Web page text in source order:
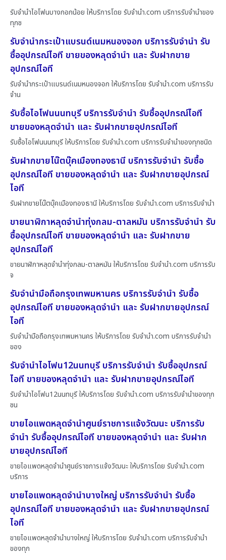
รับจำนำไอโฟนบางกอกน้อย ให้บริการโดย รับจํานํา.com บริการรับจำนำของ
ทุกช
รับจำนำกระเป๋าแบรนด์เนมหนองจอก บริการรับจำนำ รับ
ซื้ออุปกรณ์ไอที ขายของหลุดจำนำ และ รับฝากขาย
อุปกรณ์ไอที
รับจำนำกระเป๋าแบรนด์เนมหนองจอก ให้บริการโดย รับจํานํา.com บริการรับ
จำน
รับซื้อไอโฟนนนทบุรี บริการรับจำนำ รับซื้ออุปกรณ์ไอที
ขายของหลุดจำนำ และ รับฝากขายอุปกรณ์ไอที
รับซื้อไอโฟนนนทบุรี ให้บริการโดย รับจํานํา.com บริการรับจำนำของทุกชนิด
รับฝากขายโน๊ตบุ๊คเมืองทองธานี บริการรับจำนำ รับซื้อ
อุปกรณ์ไอที ขายของหลุดจำนำ และ รับฝากขายอุปกรณ์
ไอที
รับฝากขายโน๊ตบุ๊คเมืองทองธานี ให้บริการโดย รับจํานํา.com บริการรับจำนำ
ขายนาฬิกาหลุดจำนำทุ่งกลม-ตาลหมัน บริการรับจำนำ รับ
ซื้ออุปกรณ์ไอที ขายของหลุดจำนำ และ รับฝากขาย
อุปกรณ์ไอที
ขายนาฬิกาหลุดจำนำทุ่งกลม-ตาลหมัน ให้บริการโดย รับจํานํา.com บริการรับ
จ
รับจำนำมือถือกรุงเทพมหานคร บริการรับจำนำ รับซื้อ
อุปกรณ์ไอที ขายของหลุดจำนำ และ รับฝากขายอุปกรณ์
ไอที
รับจำนำมือถือกรุงเทพมหานคร ให้บริการโดย รับจํานํา.com บริการรับจำนำ
ของ
รับจำนำไอโฟน12นนทบุรี บริการรับจำนำ รับซื้ออุปกรณ์
ไอที ขายของหลุดจำนำ และ รับฝากขายอุปกรณ์ไอที
รับจำนำไอโฟน12นนทบุรี ให้บริการโดย รับจํานํา.com บริการรับจำนำของทุก
ชน
ขายไอแพดหลุดจำนำศูนย์ราชการแจ้งวัฒนะ บริการรับ
จำนำ รับซื้ออุปกรณ์ไอที ขายของหลุดจำนำ และ รับฝาก
ขายอุปกรณ์ไอที
ขายไอแพดหลุดจำนำศูนย์ราชการแจ้งวัฒนะ ให้บริการโดย รับจํานํา.com
บริการ
ขายไอแพดหลุดจำนำบางใหญ่ บริการรับจำนำ รับซื้อ
อุปกรณ์ไอที ขายของหลุดจำนำ และ รับฝากขายอุปกรณ์
ไอที
ขายไอแพดหลุดจำนำบางใหญ่ ให้บริการโดย รับจํานํา.com บริการรับจำนำ
ของทุก